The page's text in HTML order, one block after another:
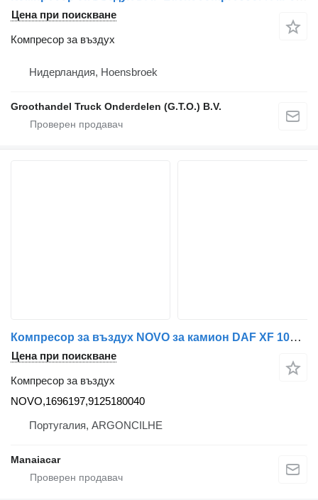
Цена при поискване
Компресор за въздух
Нидерландия, Hoensbroek
Groothandel Truck Onderdelen (G.T.O.) B.V.
Компресор за въздух NOVO за камион DAF XF 105 | 05
Цена при поискване
Компресор за въздух
NOVO,1696197,9125180040
Португалия, ARGONCILHE
Manaiacar